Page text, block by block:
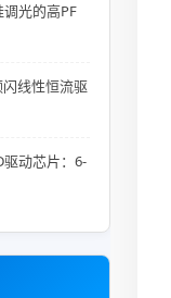
调光的高PF
闪线性恒流驱
驱动芯片：6-